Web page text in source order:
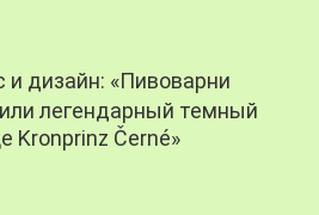
и дизайн: «Пивоварни
легендарный темный
Kronprinz Černé»